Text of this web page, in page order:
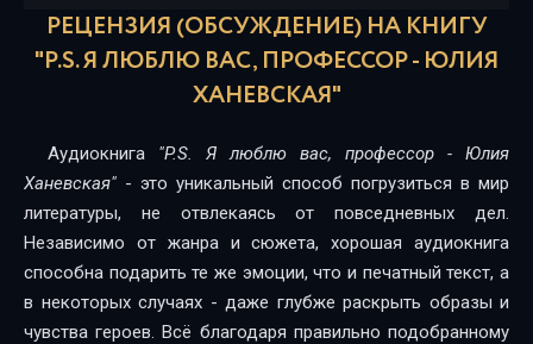
17_P.S.-Ya-lyublyu-vas-professor
18_P.S.-Ya-lyublyu-vas-professor
19_P.S.-Ya-lyublyu-vas-professor
20_P.S.-Ya-lyublyu-vas-professor
21_P.S.-Ya-lyublyu-vas-professor
22_P.S.-Ya-lyublyu-vas-professor
23_P.S.-Ya-lyublyu-vas-professor
РЕЦЕНЗИЯ (ОБСУЖДЕНИЕ) НА КНИГУ
"P.S. Я ЛЮБЛЮ ВАС, ПРОФЕССОР - ЮЛИЯ
ХАНЕВСКАЯ"
Аудиокнига "P.S. Я люблю вас, профессор - Юлия
Ханевская" - это уникальный способ погрузиться в мир
литературы, не отвлекаясь от повседневных дел.
Независимо от жанра и сюжета, хорошая аудиокнига
способна подарить те же эмоции, что и печатный текст, а
в некоторых случаях - даже глубже раскрыть образы и
чувства героев. Всё благодаря правильно подобранному